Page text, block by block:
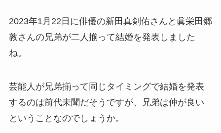
2023年1月22日に俳優の新田真剣佑さんと眞栄田郷
敦さんの兄弟が二人揃って結婚を発表しました
ね。
芸能人が兄弟揃って同じタイミングで結婚を発表
するのは前代未聞だそうですが、兄弟は仲が良い
ということなのでしょうか。